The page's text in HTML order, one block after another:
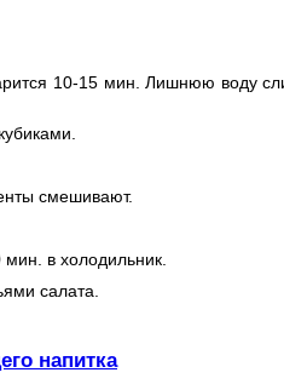
10-15 мин. Лишнюю воду
смешивают.
в холодильник.
салата.
напитка